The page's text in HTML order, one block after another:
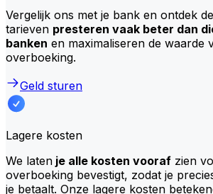
Vergelijk ons met je bank en ontdek
tarieven presteren vaak beter dan
banken en maximaliseren de waarde
overboeking.
Geld sturen
Lagere kosten
We laten je alle kosten vooraf zien
overboeking bevestigt, zodat je
je betaalt. Onze lagere kosten